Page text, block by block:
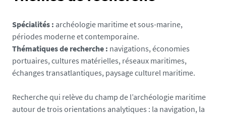
Spécialités : archéologie maritime et sous-marine,
périodes moderne et contemporaine.
Thématiques de recherche : navigations, économies
portuaires, cultures matérielles, réseaux maritimes,
échanges transatlantiques, paysage culturel maritime.
Recherche qui relève du champ de l’archéologie maritime
autour de trois orientations analytiques : la navigation, la